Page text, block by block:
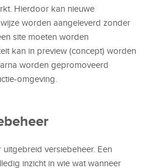
Hierdoor kan nieuwe
worden aangeleverd zonder
site moeten worden
kan in preview (concept) worden
worden gepromoveerd
omgeving.
versiebeheer. Een
inzicht in wie wat wanneer